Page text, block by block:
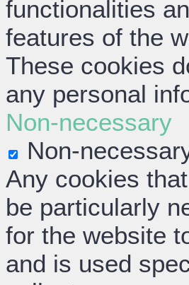
functionalities
features of the
These cookies
any personal
Non-necessary
Non-
Any cookies
be particularly
for the website
and is used